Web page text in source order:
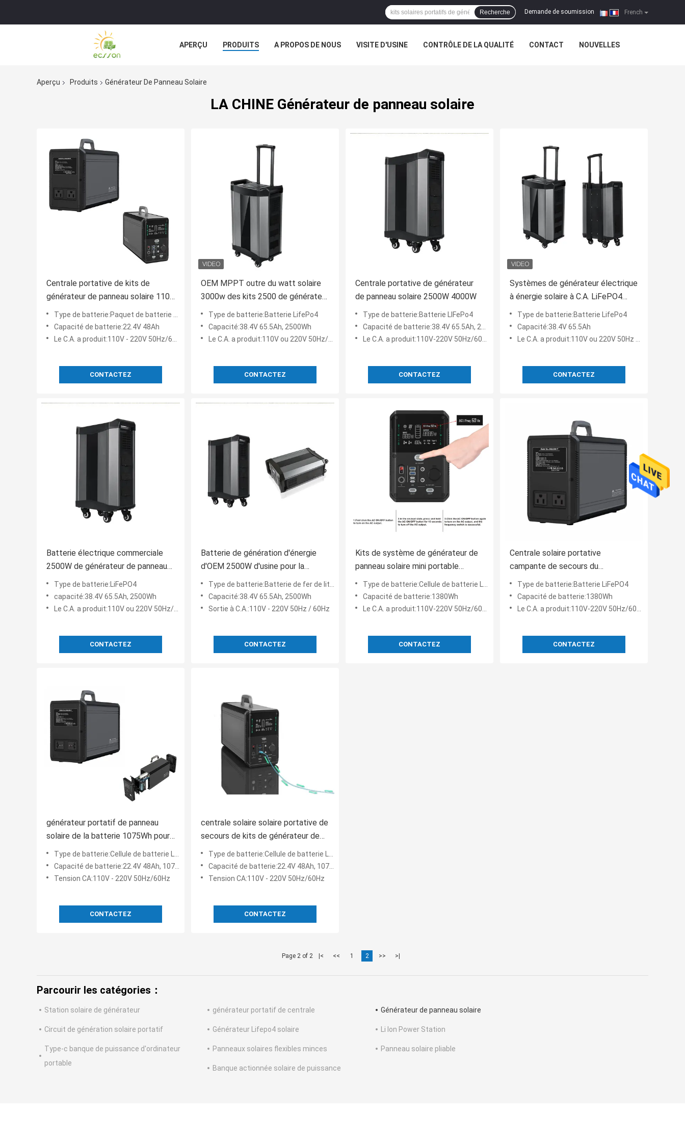
French
Demande de soumission |
Recherche
APERÇU PRODUITS A PROPOS DE NOUS VISITE D'USINE CONTRÔLE DE LA QUALITÉ CONTACT NOUVELLES
Aperçu Produits Générateur De Panneau Solaire
LA CHINE Générateur de panneau solaire
Centrale portative de kits de
générateur de panneau solaire 110v
220v 1000W pour extérieur
Type de batterie:Paquet de batterie de LiFePO
Capacité de batterie:22.4V 48Ah
Le C.A. a produit:110V - 220V 50Hz/60Hz
CONTACTEZ
OEM MPPT outre du watt solaire
3000w des kits 2500 de générateur
de grille
Type de batterie:Batterie LifePo4
Capacité:38.4V 65.5Ah, 2500Wh
Le C.A. a produit:110V ou 220V 50Hz/60Hz
CONTACTEZ
Centrale portative de générateur
de panneau solaire 2500W 4000W
Type de batterie:Batterie LIFePo4
Capacité de batterie:38.4V 65.5Ah, 2500Wh
Le C.A. a produit:110V-220V 50Hz/60Hz
CONTACTEZ
Systèmes de générateur électrique
à énergie solaire à C.A. LiFePO4
pour le support à la maison
Type de batterie:Batterie LifePo4
Capacité:38.4V 65.5Ah
Le C.A. a produit:110V ou 220V 50Hz 60Hz
CONTACTEZ
Batterie électrique commerciale
2500W de générateur de panneau
solaire de MPPT
Type de batterie:LiFePO4
capacité:38.4V 65.5Ah, 2500Wh
Le C.A. a produit:110V ou 220V 50Hz/60Hz
CONTACTEZ
Batterie de génération d'énergie
d'OEM 2500W d'usine pour la
batterie de panneau solaire de
système d'alimentation solaire pour
des urgences ou des vacances en
Type de batterie:Batterie de fer de lithium
Capacité:38.4V 65.5Ah, 2500Wh
Sortie à C.A.:110V - 220V 50Hz / 60Hz
CONTACTEZ
Kits de système de générateur de
panneau solaire mini portable
1380Wh 3000W
Type de batterie:Cellule de batterie LiFePO4
Capacité de batterie:1380Wh
Le C.A. a produit:110V-220V 50Hz/60Hz
CONTACTEZ
Centrale solaire portative
campante de secours du
générateur 1500W de panneau
solaire
Type de batterie:Batterie LiFePO4
Capacité de batterie:1380Wh
Le C.A. a produit:110V-220V 50Hz/60Hz
CONTACTEZ
générateur portatif de panneau
solaire de la batterie 1075Wh pour
le support campant
Type de batterie:Cellule de batterie LiFePO4
Capacité de batterie:22.4V 48Ah, 1075Wh
Tension CA:110V - 220V 50Hz/60Hz
CONTACTEZ
centrale solaire solaire portative de
secours de kits de générateur de
1000w LiFePO4 pour
l'approvisionnement de Chambre
Type de batterie:Cellule de batterie LiFePO4
Capacité de batterie:22.4V 48Ah, 1075Wh
Tension CA:110V - 220V 50Hz/60Hz
CONTACTEZ
Page 2 of 2 |< << 1 2 >> >|
Parcourir les catégories：
Station solaire de générateur générateur portatif de centrale Générateur de panneau solaire
Circuit de génération solaire portatif Générateur Lifepo4 solaire Li Ion Power Station
Type-c banque de puissance d'ordinateur
portable
Panneaux solaires flexibles minces Panneau solaire pliable
Banque actionnée solaire de puissance